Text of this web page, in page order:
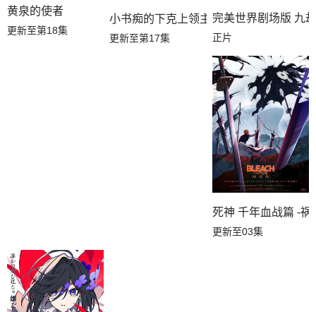
黄泉的使者
更新至第18集
小书痴的下克上领主的养女
更新至第17集
完美世界剧场版 九
正片
死神 千年血战篇 -祸
更新至03集